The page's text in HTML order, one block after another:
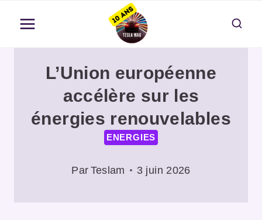
contenu
L’Union européenne
accélère sur les
énergies renouvelables
ENERGIES
Par Teslam 3 juin 2026